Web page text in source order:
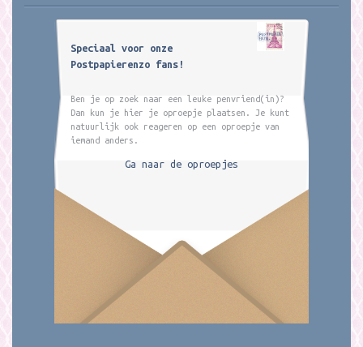
Speciaal voor onze
Postpapierenzo fans!
Ben je op zoek naar een leuke penvriend(in)?
Dan kun je hier je oproepje plaatsen. Je kunt
natuurlijk ook reageren op een oproepje van
iemand anders.
Ga naar de oproepjes